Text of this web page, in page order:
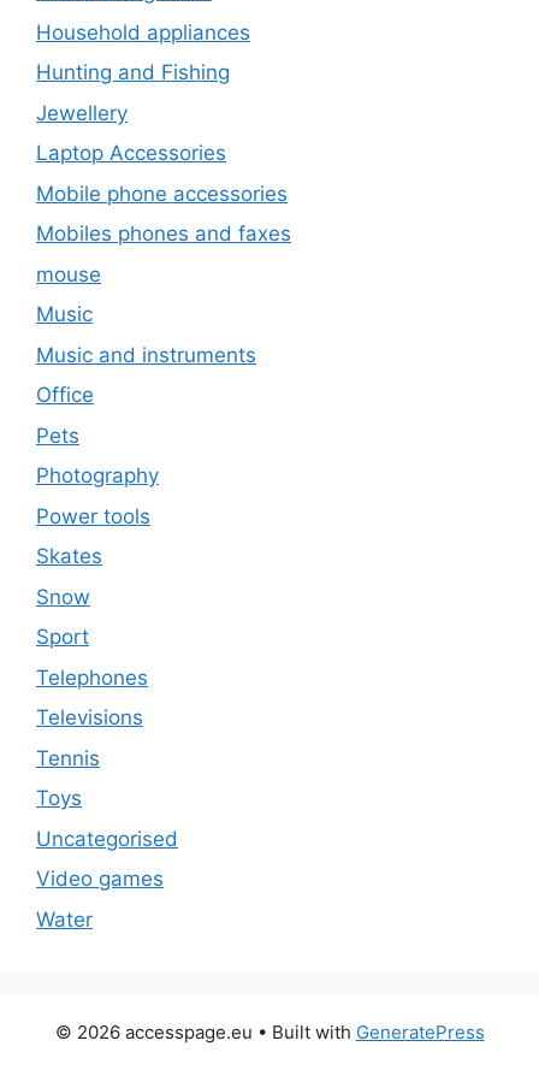
Household appliances
Hunting and Fishing
Jewellery
Laptop Accessories
Mobile phone accessories
Mobiles phones and faxes
mouse
Music
Music and instruments
Office
Pets
Photography
Power tools
Skates
Snow
Sport
Telephones
Televisions
Tennis
Toys
Uncategorised
Video games
Water
© 2026 accesspage.eu • Built with GeneratePress